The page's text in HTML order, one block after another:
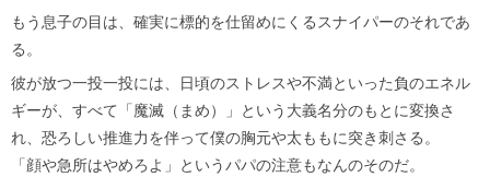
もう息子の目は、確実に標的を仕留めにくるスナイパーのそれであ
る。
彼が放つ一投一投には、日頃のストレスや不満といった負のエネル
ギーが、すべて「魔滅（まめ）」という大義名分のもとに変換さ
れ、恐ろしい推進力を伴って僕の胸元や太ももに突き刺さる。
「顔や急所はやめろよ」というパパの注意もなんのそのだ。